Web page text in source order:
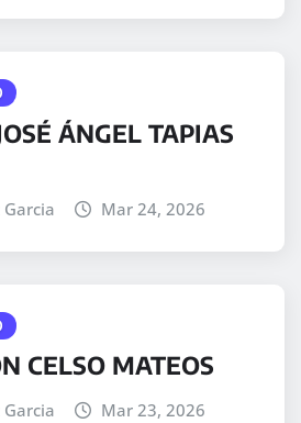
ÁNGEL TAPIAS
Mar 24, 2026
CELSO MATEOS
Mar 23, 2026